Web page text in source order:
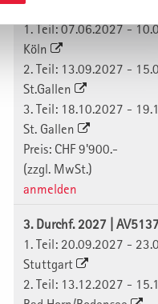
2. Durchf. 2027 | AV5127
1. Teil: 07.06.2027 -
Köln
2. Teil: 13.09.2027 -
St.Gallen
3. Teil: 18.10.2027 -
St. Gallen
Preis: CHF 9'900.-
(zzgl. MwSt.)
anmelden
3. Durchf. 2027 | AV5137
1. Teil: 20.09.2027 -
Stuttgart
2. Teil: 13.12.2027 -